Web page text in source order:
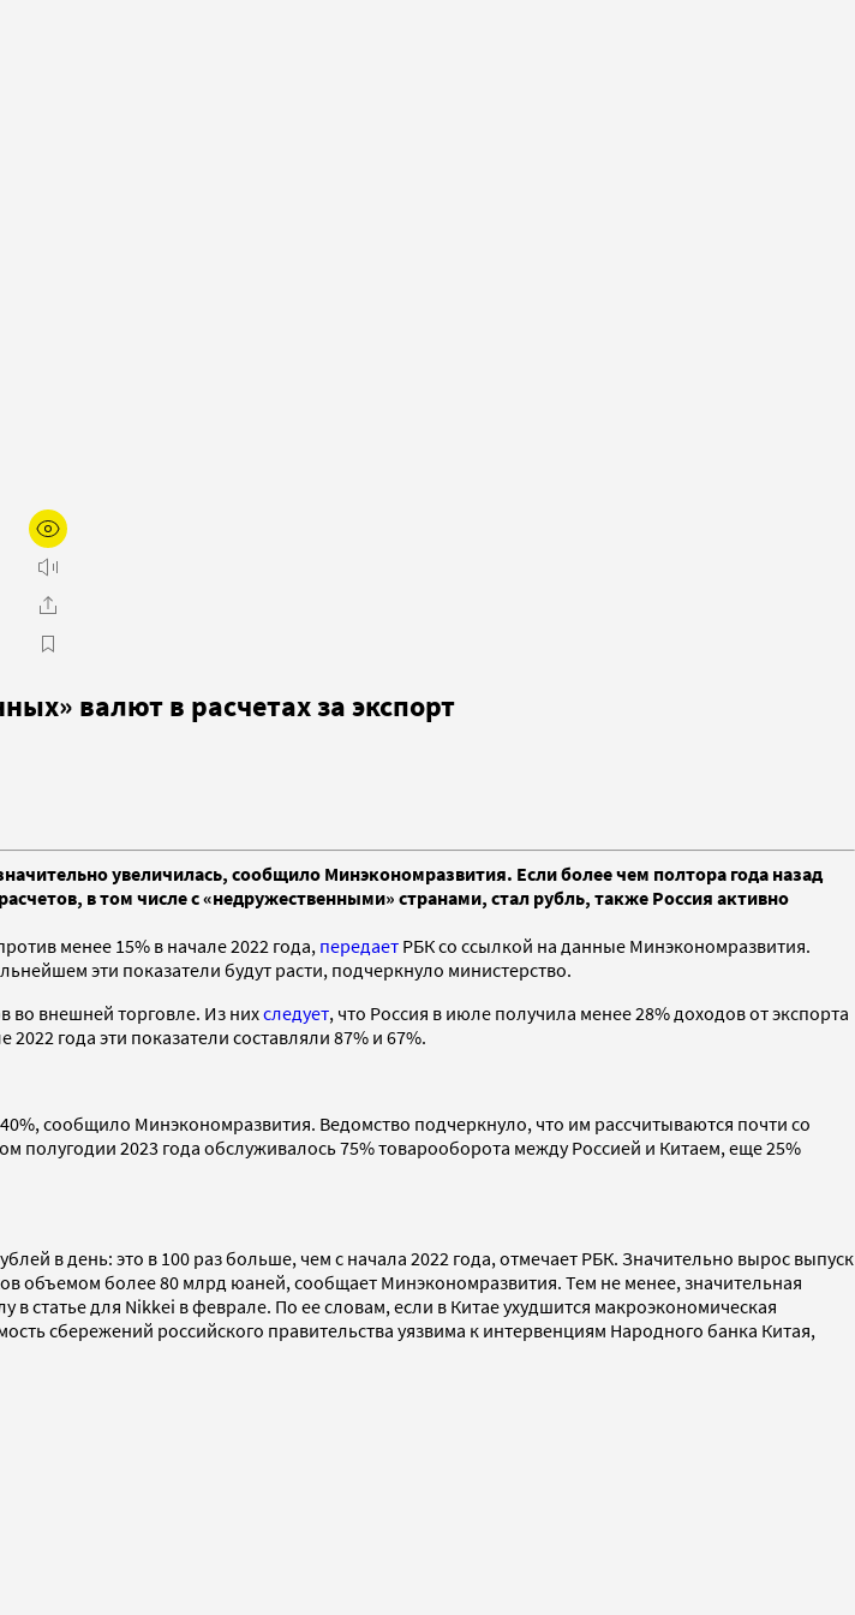
валют в расчетах за экспорт
увеличилась, сообщило Минэкономразвития. Если более чем полтора года назад
в том числе с «недружественными» странами, стал рубль, также Россия активно
менее 15% в начале 2022 года, передает РБК со ссылкой на данные Минэкономразвития.
эти показатели будут расти, подчеркнуло министерство.
во внешней торговле. Из нихследует, что Россия в июле получила менее 28% доходов от экспорта
года эти показатели составляли 87% и 67%.
сообщило Минэкономразвития. Ведомство подчеркнуло, что им рассчитываются почти со
полугодии 2023 года обслуживалось 75% товарооборота между Россией и Китаем, еще 25%
в день: это в 100 раз больше, чем с начала 2022 года, отмечает РБК. Значительно вырос выпуск
объемом более 80 млрд юаней, сообщает Минэкономразвития. Тем не менее, значительная
в статье для Nikkei в феврале. По ее словам, если в Китае ухудшится макроэкономическая
сбережений российского правительства уязвима к интервенциям Народного банка Китая,